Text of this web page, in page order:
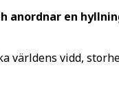
anordnar en
vidd,